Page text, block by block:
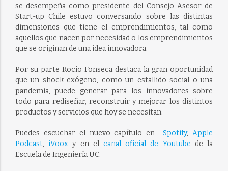
se desempeña como presidente del Consejo Asesor de
Start-up Chile estuvo conversando sobre las distintas
dimensiones que tiene el emprendimientos, tal como
aquellos que nacen por necesidad o los emprendimientos
que se originan de una idea innovadora.
Por su parte Rocío Fonseca destaca la gran oportunidad
que un shock exógeno, como un estallido social o una
pandemia, puede generar para los innovadores sobre
todo para rediseñar, reconstruir y mejorar los distintos
productos y servicios que hoy se necesitan.
Puedes escuchar el nuevo capítulo en Spotify,Apple
Podcast, iVoox y en elcanal oficial de Youtube de la
Escuela de Ingeniería UC.